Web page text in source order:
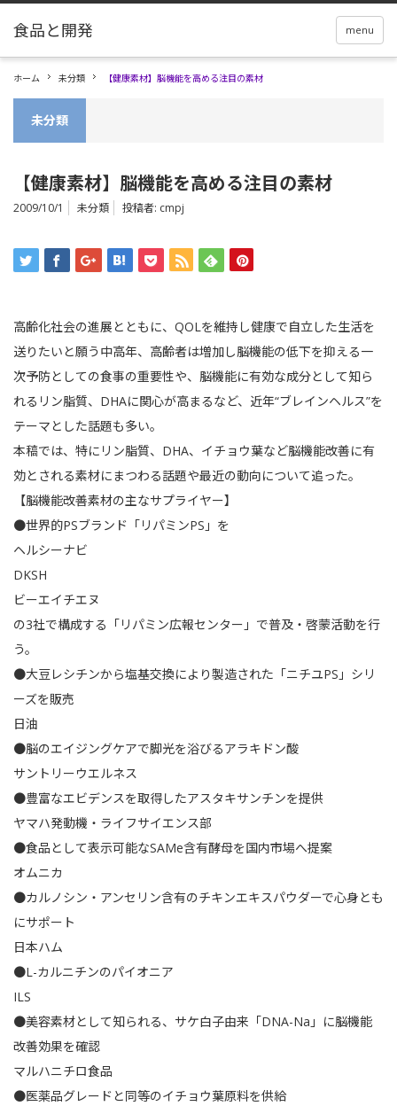
menu
ホーム 未分類 【健康素材】脳機能を高める注目の素材
未分類
【健康素材】脳機能を高める注目の素材
2009/10/1 未分類 投稿者: cmpj
高齢化社会の進展とともに、QOLを維持し健康で自立した生活を
送りたいと願う中高年、高齢者は増加し脳機能の低下を抑える一
次予防としての食事の重要性や、脳機能に有効な成分として知ら
れるリン脂質、DHAに関心が高まるなど、近年“ブレインヘルス”を
テーマとした話題も多い。
本稿では、特にリン脂質、DHA、イチョウ葉など脳機能改善に有
効とされる素材にまつわる話題や最近の動向について追った。
【脳機能改善素材の主なサプライヤー】
●世界的PSブランド「リパミンPS」を
ヘルシーナビ
DKSH
ビーエイチエヌ
の3社で構成する「リパミン広報センター」で普及・啓蒙活動を行
う。
●大豆レシチンから塩基交換により製造された「ニチユPS」シリ
ーズを販売
日油
●脳のエイジングケアで脚光を浴びるアラキドン酸
サントリーウエルネス
●豊富なエビデンスを取得したアスタキサンチンを提供
ヤマハ発動機・ライフサイエンス部
●食品として表示可能なSAMe含有酵母を国内市場へ提案
オムニカ
●カルノシン・アンセリン含有のチキンエキスパウダーで心身とも
にサポート
日本ハム
●L-カルニチンのパイオニア
ILS
●美容素材として知られる、サケ白子由来「DNA-Na」に脳機能
改善効果を確認
マルハニチロ食品
●医薬品グレードと同等のイチョウ葉原料を供給